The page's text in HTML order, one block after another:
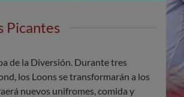
Picantes
de la Diversión. Durante tres
los Loons se transformarán a los
nuevos unifromes, comida y